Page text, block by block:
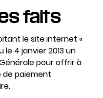
faits
le site internet «
le 4 janvier 2013 un
pour offrir à
de paiement